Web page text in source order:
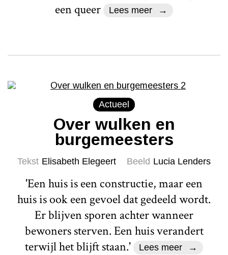
een queer
Lees meer
Actueel
Over wulken en
burgemeesters
Tekst Elisabeth Elegeert Beeld Lucia Lenders
'Een huis is een constructie, maar een
huis is ook een gevoel dat gedeeld wordt.
Er blijven sporen achter wanneer
bewoners sterven. Een huis verandert
terwijl het blijft staan.'
Lees meer